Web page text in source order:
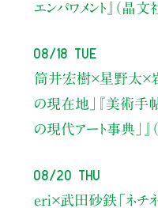
エンパワメント』（晶
08/18 Tue
筒井宏樹×星野太×
の現在地」
『美術手
の現代アート事典」
08/20 Thu
eri×武田砂鉄「ネチ